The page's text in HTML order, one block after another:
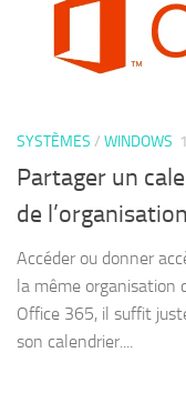
SYSTÈMES / WINDOWS
Partager un
de l’organisation
Accéder ou donner
la même organisation
Office 365, il suffit
son calendrier....